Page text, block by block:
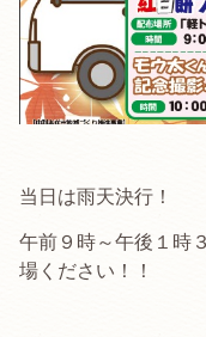
当日は雨天決行！
午前９時～午後１時
場ください！！